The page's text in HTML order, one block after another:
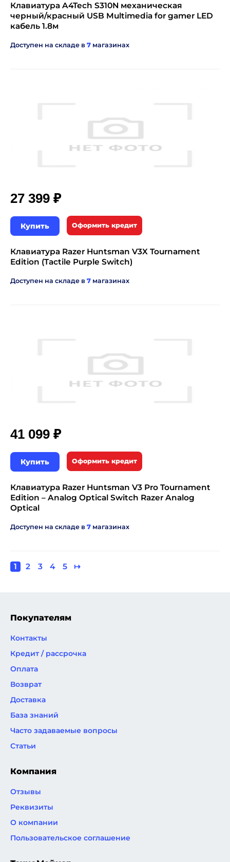
Клавиатура A4Tech S310N механическая
черный/красный USB Multimedia for gamer LED
кабель 1.8м
Доступен на складе в 7 магазинах
27 399 ₽
Купить Оформить кредит
Клавиатура Razer Huntsman V3X Tournament
Edition (Tactile Purple Switch)
Доступен на складе в 7 магазинах
41 099 ₽
Купить Оформить кредит
Клавиатура Razer Huntsman V3 Pro Tournament
Edition – Analog Optical Switch Razer Analog
Optical
Доступен на складе в 7 магазинах
Нумерация
Текущая
1 Page
2 Page
3 Page
4 Page
5
Следующая
↦
Покупателям
Контакты
Кредит / рассрочка
Оплата
Возврат
Доставка
База знаний
Часто задаваемые вопросы
Статьи
Компания
Отзывы
Реквизиты
О компании
Пользовательское соглашение